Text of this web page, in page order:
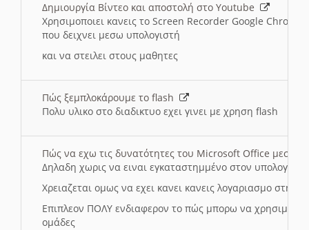
Δημιουργία Βίντεο και αποστολή στο Youtube
Χρησιμοποιει κανεις το Screen Recorder Google Chrome
που δειχνει μεσω υπολογιστή
και να στειλει στους μαθητες
Πώς ξεμπλοκάρουμε το flash
Πολυ υλικο στο διαδικτυο εχει γινει με χρηση flash
Πώς να εχω τις δυνατότητες του Microsoft Office μεσω
Δηλαδη χωρις να ειναι εγκαταστημμένο στον
Χρειαζεται ομως να εχει κανει κανεις λογαριασμο στη
Επιπλεον ΠΟΛΥ ενδιαφερον το πώς μπορω να
ομάδες